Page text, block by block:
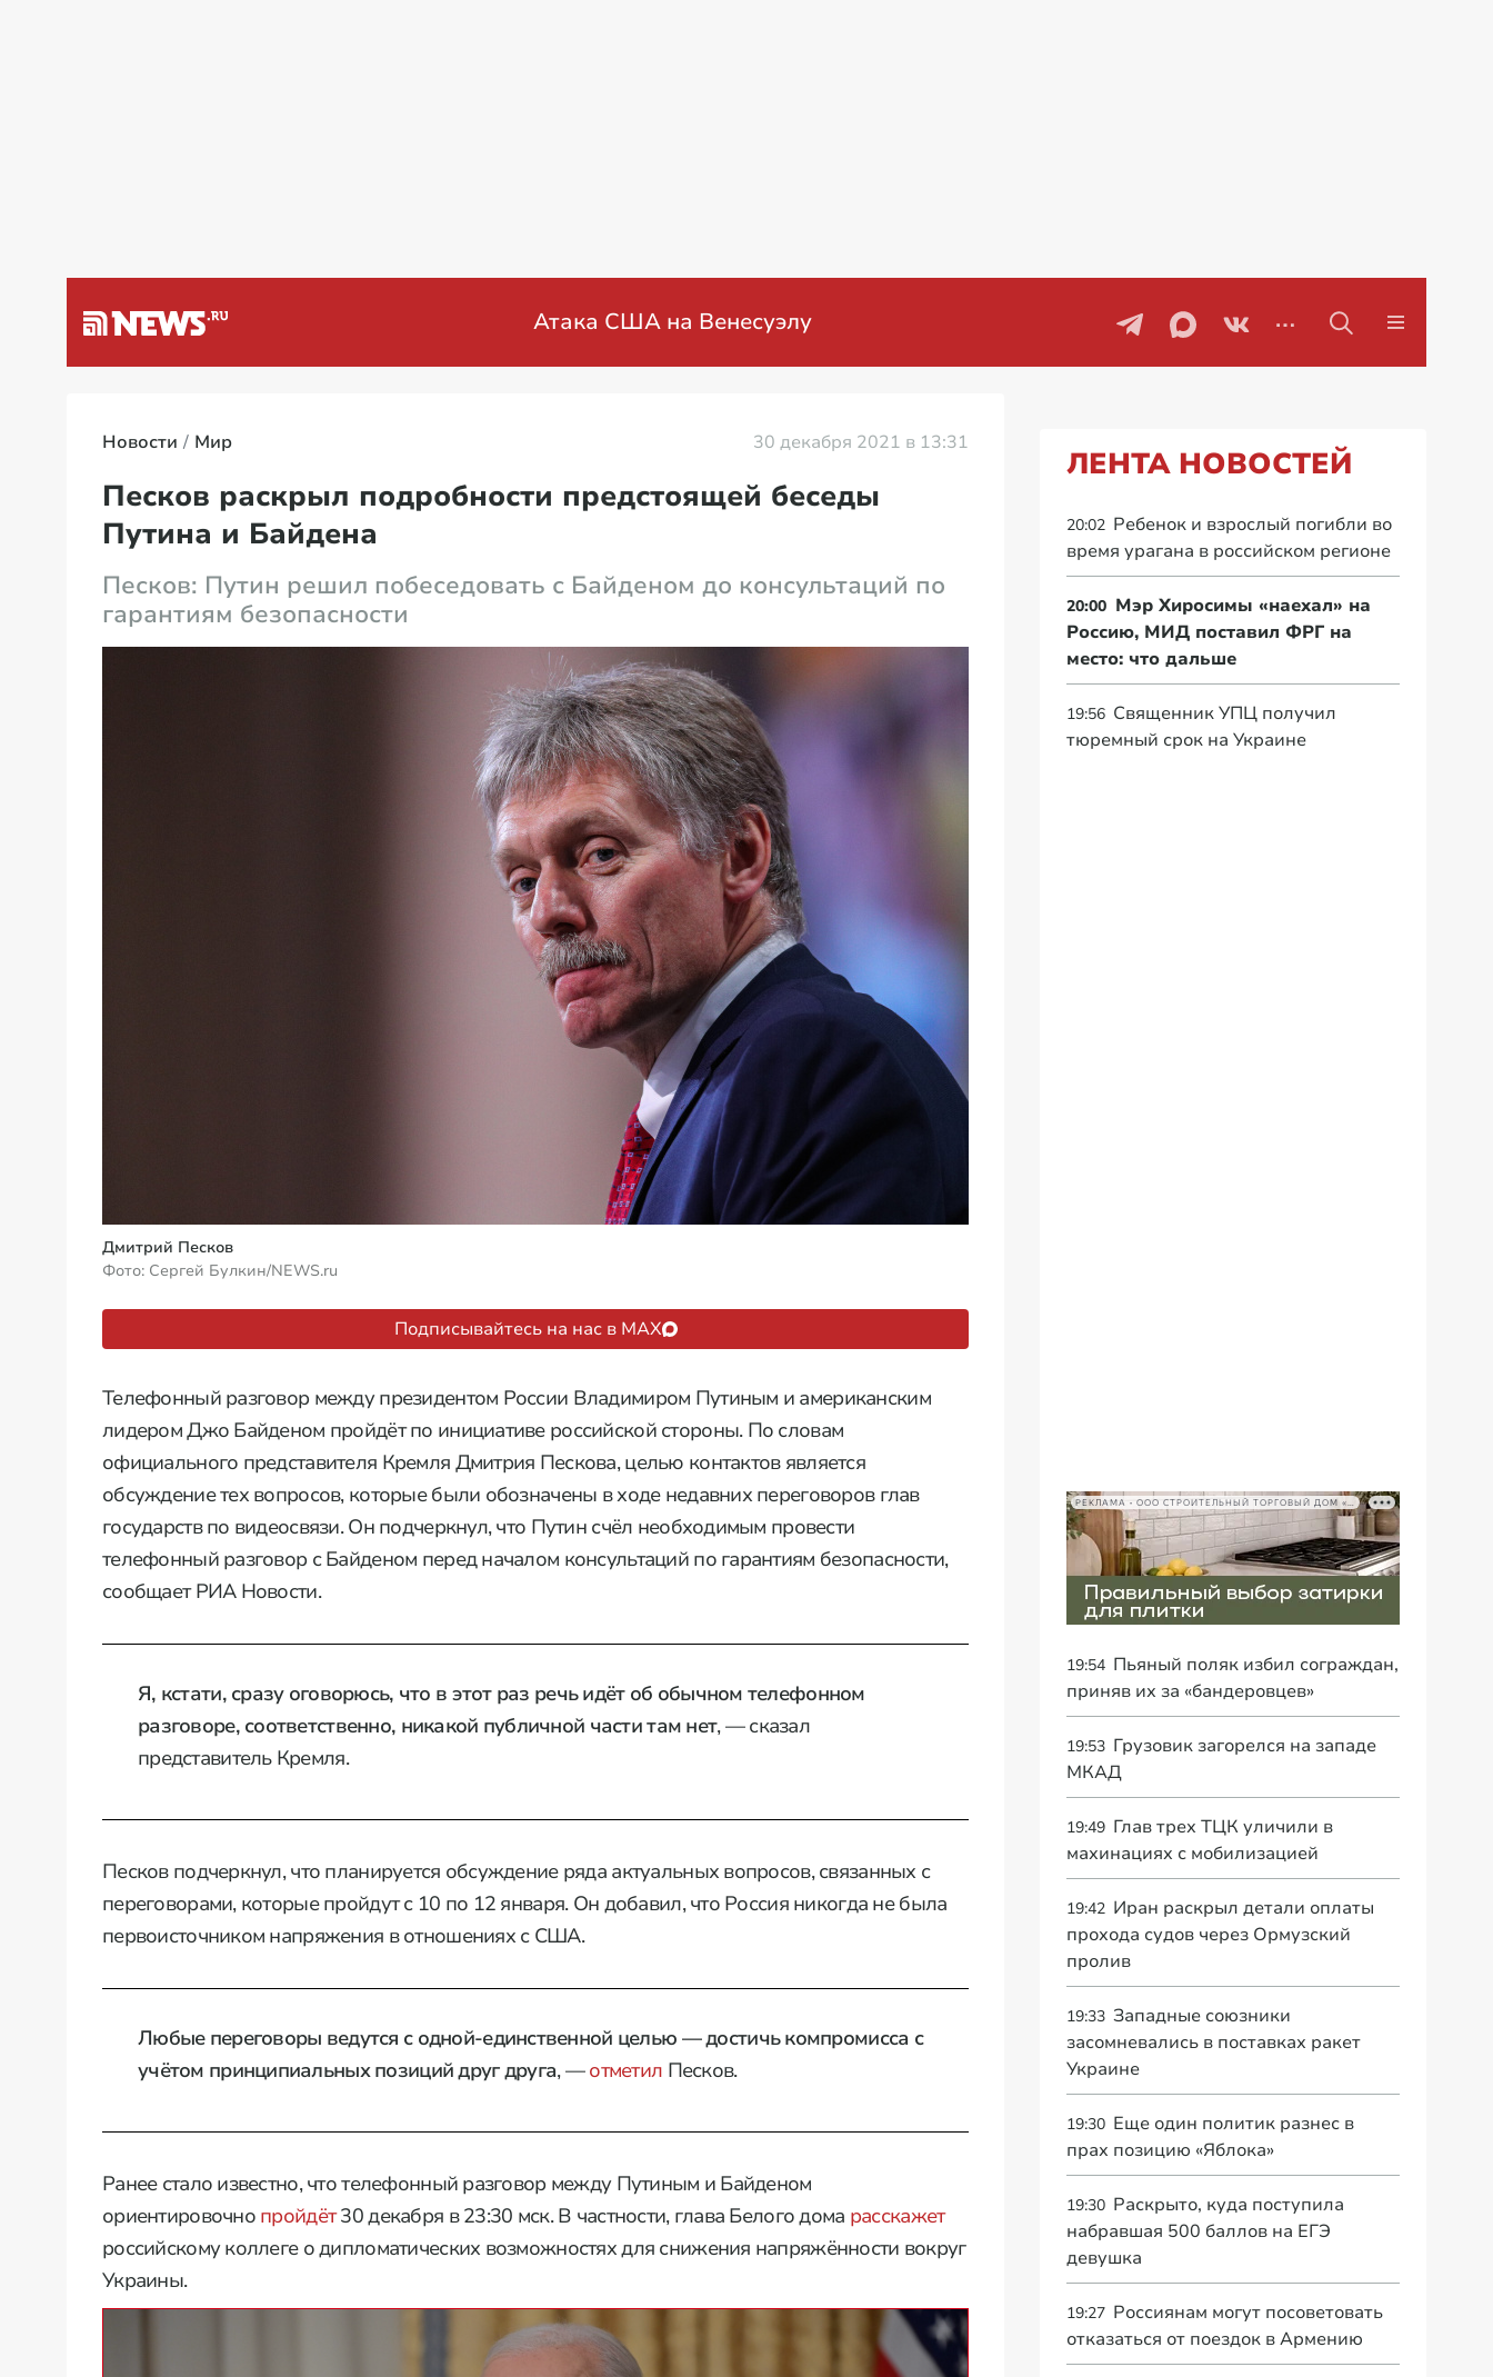
Специальная военная операция на Украине: мирные переговоры Проблемы с бензином в
Новости Мир 30 декабря 2021 в 13:31
Песков раскрыл подробности предстоящей беседы
Путина и Байдена
Песков: Путин решил побеседовать с Байденом до консультаций по
гарантиям безопасности
Дмитрий Песков
Фото: Сергей Булкин/NEWS.ru
Подписывайтесь на нас в MAX
Телефонный разговор между президентом России Владимиром Путиным и американским
лидером Джо Байденом пройдёт по инициативе российской стороны. По словам
официального представителя Кремля Дмитрия Пескова, целью контактов является
обсуждение тех вопросов, которые были обозначены в ходе недавних переговоров глав
государств по видеосвязи. Он подчеркнул, что Путин счёл необходимым провести
телефонный разговор с Байденом перед началом консультаций по гарантиям безопасности,
сообщает РИА Новости.
Я, кстати, сразу оговорюсь, что в этот раз речь идёт об обычном телефонном
разговоре, соответственно, никакой публичной части там нет, — сказал
представитель Кремля.
Песков подчеркнул, что планируется обсуждение ряда актуальных вопросов, связанных с
переговорами, которые пройдут с 10 по 12 января. Он добавил, что Россия никогда не была
первоисточником напряжения в отношениях с США.
Любые переговоры ведутся с одной-единственной целью — достичь компромисса с
учётом принципиальных позиций друг друга,—отметил Песков.
Ранее стало известно, что телефонный разговор между Путиным и Байденом
ориентировочно пройдёт30 декабря в 23:30 мск. В частности, глава Белого дома расскажет
российскому коллеге о дипломатических возможностях для снижения напряжённости вокруг
Украины.
ЛЕНТА НОВОСТЕЙ
20:02 Ребенок и взрослый погибли во
время урагана в российском регионе
20:00 Мэр Хиросимы «наехал» на
Россию, МИД поставил ФРГ на
место: что дальше
19:56 Священник УПЦ получил
тюремный срок на Украине
19:54 Пьяный поляк избил сограждан,
приняв их за «бандеровцев»
19:53 Грузовик загорелся на западе
МКАД
19:49 Глав трех ТЦК уличили в
махинациях с мобилизацией
19:42 Иран раскрыл детали оплаты
прохода судов через Ормузский
пролив
19:33 Западные союзники
засомневались в поставках ракет
Украине
19:30 Еще один политик разнес в
прах позицию «Яблока»
19:30 Раскрыто, куда поступила
набравшая 500 баллов на ЕГЭ
девушка
19:27 Россиянам могут посоветовать
отказаться от поездок в Армению